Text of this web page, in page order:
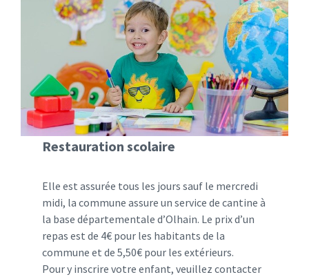
Restauration scolaire
Elle est assurée tous les jours sauf le mercredi
midi, la commune assure un service de cantine à
la base départementale d’Olhain. Le prix d’un
repas est de 4€ pour les habitants de la
commune et de 5,50€ pour les extérieurs.
Pour y inscrire votre enfant, veuillez contacter